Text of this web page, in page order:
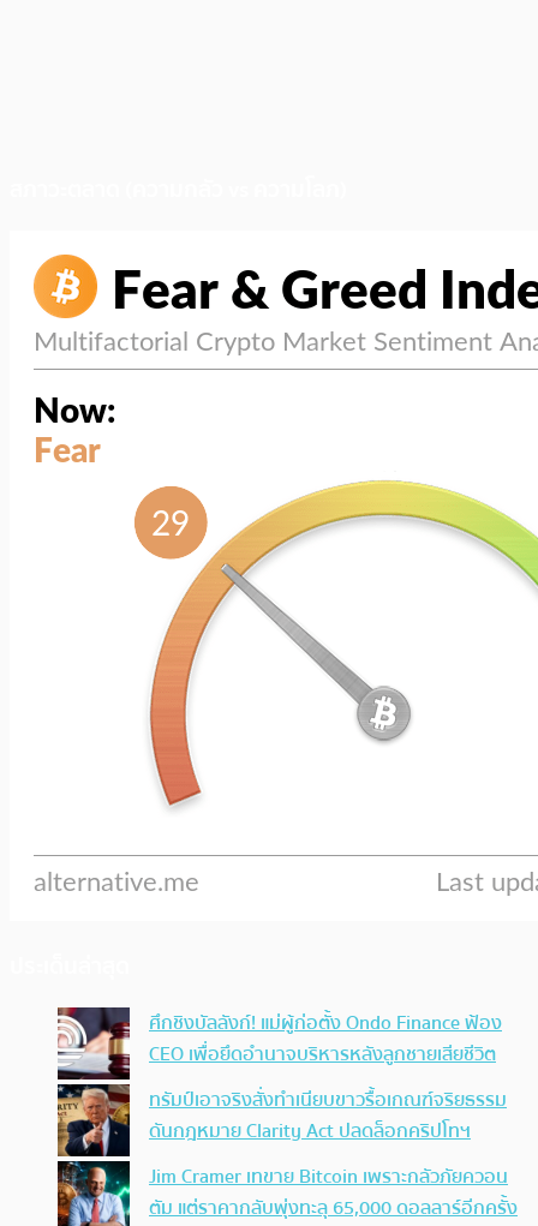
ศึกชิงบัลลังก์! แม่ผู้ก่อตั้ง Ondo Finance ฟ้อง
CEO เพื่อยึดอำนาจบริหารหลังลูกชายเสียชีวิต
ทรัมป์เอาจริง สั่งทำเนียบขาวรื้อเกณฑ์จริยธรรม
ดันกฎหมาย Clarity Act ปลดล็อกคริปโทฯ
Jim Cramer เทขาย Bitcoin เพราะกลัวภัยควอน
ตัม แต่ราคากลับพุ่งทะลุ 65,000 ดอลลาร์อีกครั้ง